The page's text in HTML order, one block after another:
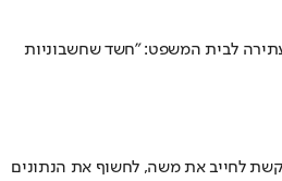
לבית המשפט: "חשד שחשבוניות
לחייב את משה, לחשוף את הנתונים